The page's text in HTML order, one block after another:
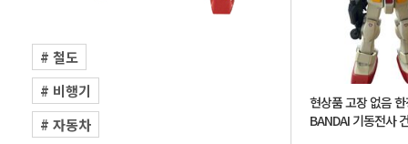
# 철도
# 비행기
# 자동차
현상품 고장 없음
BANDAI 기동전사